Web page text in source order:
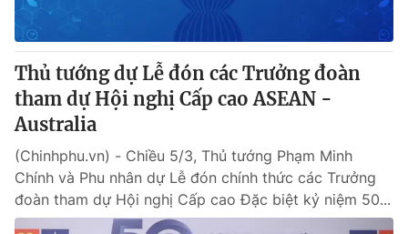
cấp ngày 29/12/2023
Tổng Biên tập:
Vũ Thanh Thủy
Nguyễn Thị Mỹ Hạnh, Phạm Quốc Thắng,
Nguyễn Trọng Ninh
Tổng đài VTV:024.38 355 931 - 024.38 355 932
Ðiện thoại Thời báo VTV:
Email:toasoan@vtv.vn
Liên hệ quảng cáo:024-7300.7108
Thủ tướng dự Lễ đón các Trưởng đoàn
tham dự Hội nghị Cấp cao ASEAN -
Australia
(Chinhphu.vn) - Chiều 5/3, Thủ tướng Phạm Minh
Chính và Phu nhân dự Lễ đón chính thức các Trưởng
đoàn tham dự Hội nghị Cấp cao Đặc biệt kỷ niệm 50...